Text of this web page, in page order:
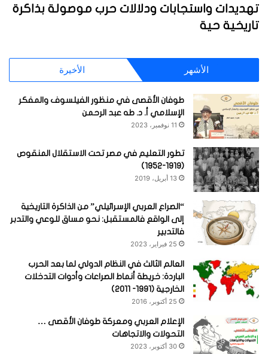
تهديدات واستجابات ودلالات حرب موصولة بذاكرة
تاريخية حية
الأشهر الأخيرة
طوفان الأقصى في منظور الفيلسوف والمفكر
الإسلامي أ. د. طه عبد الرحمن
11 نوفمبر، 2023
تطور التعليم في مصر تحت الاستقلال المنقوص
(1919-1952)
13 أبريل، 2019
“الصراع العربي الإسرائيلي” من الذاكرة التاريخية
إلى الواقع فالمستقبل: نحو مساق للوعي والتدبر
فالتدبير
25 فبراير، 2023
العالم الثالث في النظام الدولي لما بعد الحرب
الباردة: خريطة أنماط الصراعات وأدوات التدخلات
الخارجية (1991- 2011)
25 أكتوبر، 2016
الإعلام العربي ومعركة طوفان الأقصى …
التحولات والاتجاهات
30 أكتوبر، 2023